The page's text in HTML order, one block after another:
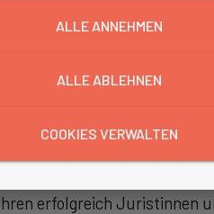
Spezialisierungen
speziell ausgebildete
und dafür
erfolgreich Juristinnen
ALLE ANNEHMEN
ALLE ABLEHNEN
COOKIES VERWALTEN